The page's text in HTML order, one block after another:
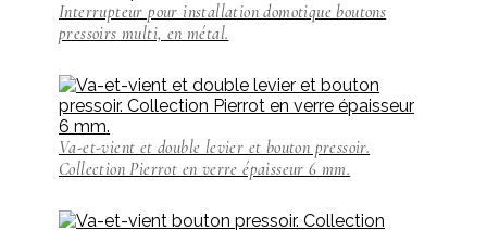
Interrupteur pour installation domotique boutons
pressoirs multi, en métal.
Va-et-vient et double levier et bouton pressoir.
Collection Pierrot en verre épaisseur 6 mm.